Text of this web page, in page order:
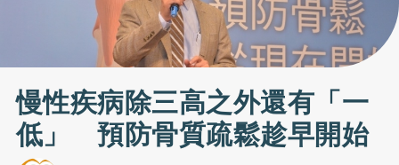
慢性疾病除三高之外還有「一
低」 預防骨質疏鬆趁早開始